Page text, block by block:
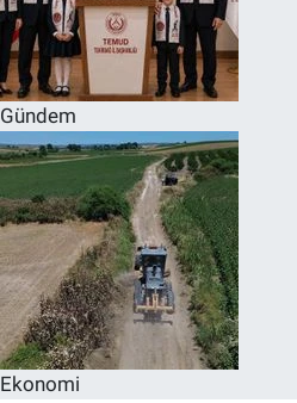
Gündem
Ekonomi